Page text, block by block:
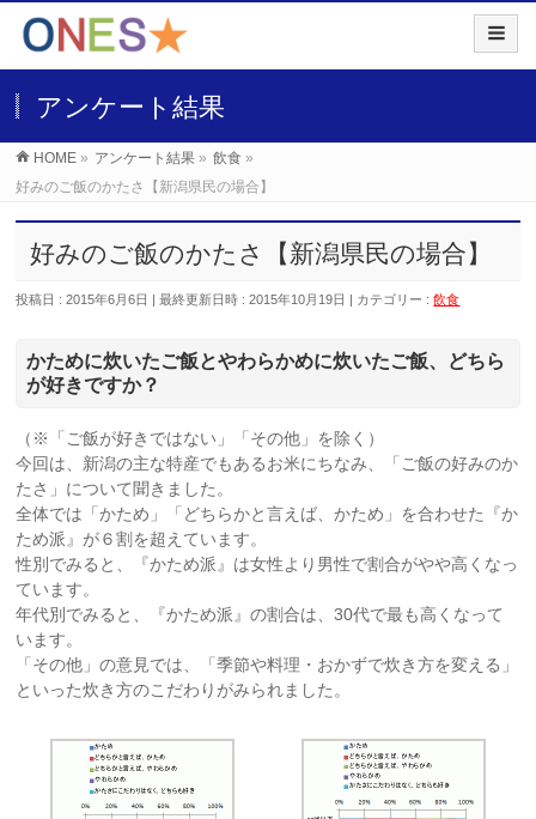
アンケート結果
HOME » アンケート結果 » 飲食 »
好みのご飯のかたさ【新潟県民の場合】
好みのご飯のかたさ【新潟県民の場合】
投稿日 : 2015年6月6日 最終更新日時 : 2015年10月19日 カテゴリー :飲食
かために炊いたご飯とやわらかめに炊いたご飯、どちら
が好きですか？
（※「ご飯が好きではない」「その他」を除く）
今回は、新潟の主な特産でもあるお米にちなみ、「ご飯の好みのか
たさ」について聞きました。
全体では「かため」「どちらかと言えば、かため」を合わせた『か
ため派』が６割を超えています。
性別でみると、『かため派』は女性より男性で割合がやや高くなっ
ています。
年代別でみると、『かため派』の割合は、30代で最も高くなって
います。
「その他」の意見では、「季節や料理・おかずで炊き方を変える」
といった炊き方のこだわりがみられました。